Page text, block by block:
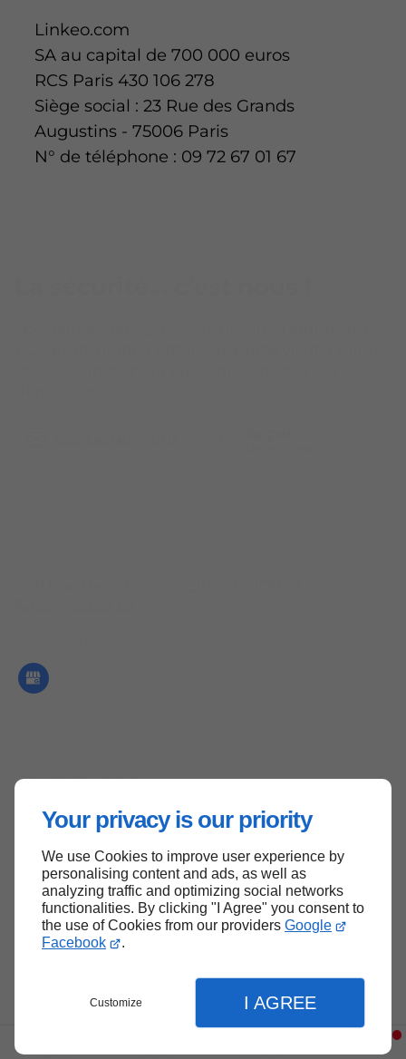
Your privacy is our priority
We use Cookies to improve user experience by
personalising content and ads, as well as
analyzing traffic and optimizing social networks
functionalities. By clicking "I Agree" you consent to
the use of Cookies from our providers Google
Facebook
.
Customize I AGREE
Menu Infos Contact
Linkeo.com
SA au capital de 700 000 euros
RCS Paris 430 106 278
Siège social : 23 Rue des Grands
Augustins - 75006 Paris
N° de téléphone : 09 72 67 01 67
Contactez-nous
Mentions légales
Haut de page